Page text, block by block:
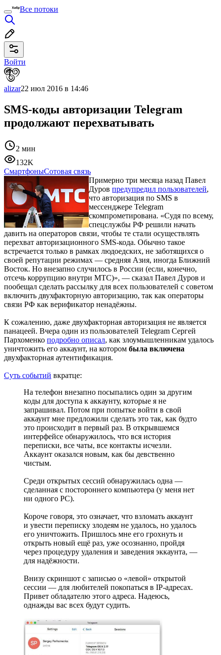
Все потоки
Войти
alizar22 июл 2016 в 14:46
SMS-коды авторизации Telegram
продолжают перехватывать
2 мин
132K
СмартфоныСотовая связь
Примерно три месяца назад Павел
Дуровпредупредил пользователей,
что авторизация по SMS в
мессенджере Telegram
скомпрометирована. «Судя по всему,
спецслужбы РФ решили начать
давить на операторов связи, чтобы те стали осуществлять
перехват авторизационного SMS-кода. Обычно такое
встречается только в рамках людоедских, не заботящихся о
своей репутации режимах — средняя Азия, иногда Ближний
Восток. Но внезапно случилось в России (если, конечно,
отсечь коррупцию внутри МТС)», — сказал Павел Дуров и
пообещал сделать рассылку для всех пользователей с советом
включить двухфакторную авторизацию, так как операторы
связи РФ как верификатор ненадёжны.
К сожалению, даже двухфакторная авторизация не является
панацеей. Вчера один из пользователей Telegram Сергей
Пархоменко подробно описал, как злоумышленникам удалось
уничтожить его аккаунт, на котором была включена
двухфакторная аутентификация.
Суть событий вкратце:
На телефон внезапно посыпались один за другим
коды для доступа к аккаунту, которые я не
запрашивал. Потом при попытке войти в свой
аккаунт мне предложили сделать это так, как будто
это происходит в первый раз. В открывшемся
интерфейсе обнаружилось, что вся история
переписки, все чаты, все контакты исчезли.
Аккаунт оказался новым, как бы девственно
чистым.
Среди открытых сессий обнаружилась одна —
сделанная с постороннего компьютера (у меня нет
ни одного PC).
Короче говоря, это означает, что взломать аккаунт
и увести переписку злодеям не удалось, но удалось
его уничтожить. Пришлось мне его грохнуть и
открыть новый ещё раз, уже осознанно, пройдя
через процедуру удаления и заведения эккаунта, —
для надёжности.
Внизу скриншот с записью о «левой» открытой
сессии — для любителей покопаться в IP-адресах.
Привет обладателю этого адреса. Надеюсь,
однажды вас всех будут судить.